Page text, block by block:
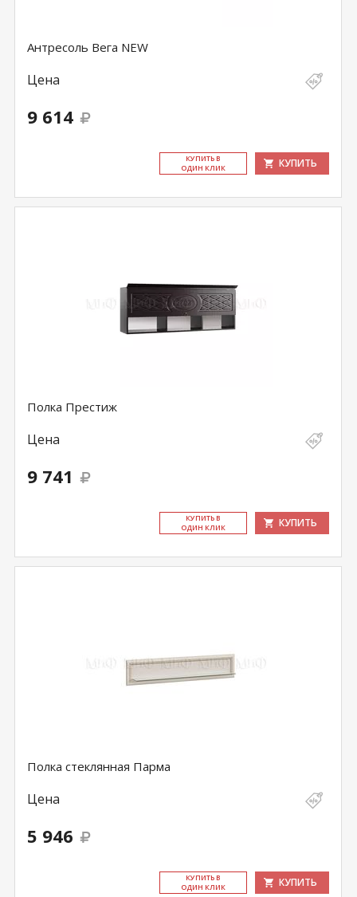
Антресоль Вега NEW
Цена
9 614
КУ­ПИТЬ В
ОДИН КЛИК
КУПИТЬ
Полка Престиж
Цена
9 741
КУ­ПИТЬ В
ОДИН КЛИК
КУПИТЬ
Полка стеклянная Парма
Цена
5 946
КУ­ПИТЬ В
ОДИН КЛИК
КУПИТЬ